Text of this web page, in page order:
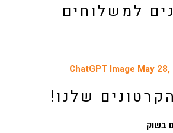
למשלוחים
שלנו!